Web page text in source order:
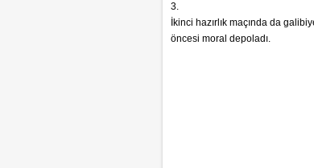
3.
İkinci hazırlık maçında da
öncesi moral depoladı.